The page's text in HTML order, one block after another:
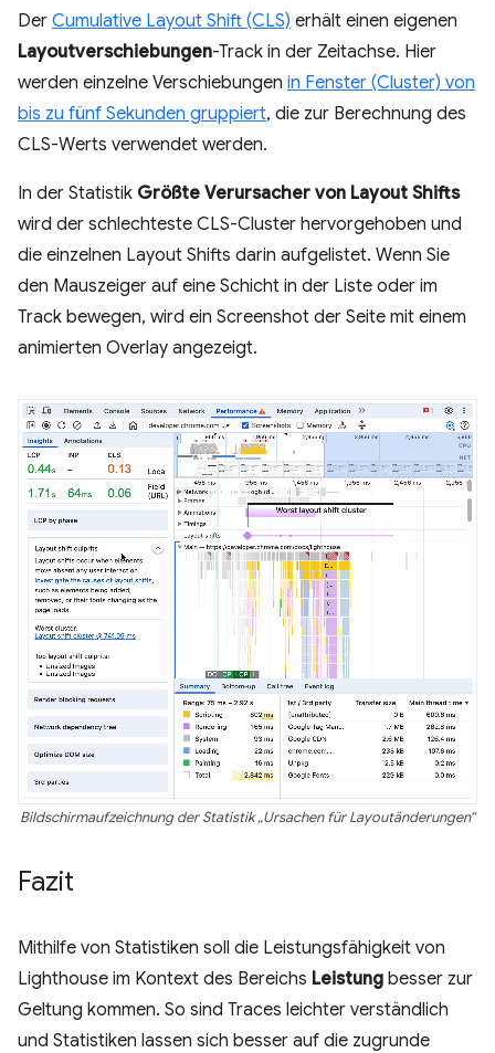
Der Cumulative Layout Shift (CLS) erhält einen eigenen
Layoutverschiebungen-Track in der Zeitachse. Hier
werden einzelne Verschiebungen in Fenster (Cluster) von
bis zu fünf Sekunden gruppiert, die zur Berechnung des
CLS-Werts verwendet werden.
In der Statistik Größte Verursacher von Layout Shifts
wird der schlechteste CLS-Cluster hervorgehoben und
die einzelnen Layout Shifts darin aufgelistet. Wenn Sie
den Mauszeiger auf eine Schicht in der Liste oder im
Track bewegen, wird ein Screenshot der Seite mit einem
animierten Overlay angezeigt.
Bildschirmaufzeichnung der Statistik „Ursachen für Layoutänderungen“
Fazit
Mithilfe von Statistiken soll die Leistungsfähigkeit von
Lighthouse im Kontext des Bereichs Leistung besser zur
Geltung kommen. So sind Traces leichter verständlich
und Statistiken lassen sich besser auf die zugrunde